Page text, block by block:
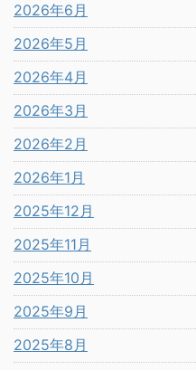
2026年6月
2026年5月
2026年4月
2026年3月
2026年2月
2026年1月
2025年12月
2025年11月
2025年10月
2025年9月
2025年8月